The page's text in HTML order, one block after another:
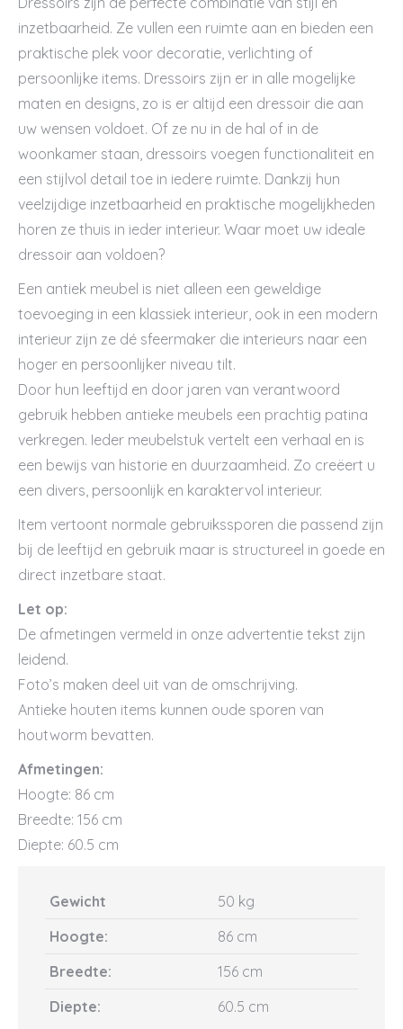
inzetbaarheid. Ze vullen een ruimte aan en bieden een
praktische plek voor decoratie, verlichting of
persoonlijke items. Dressoirs zijn er in alle mogelijke
maten en designs, zo is er altijd een dressoir die aan
uw wensen voldoet. Of ze nu in de hal of in de
woonkamer staan, dressoirs voegen functionaliteit en
een stijlvol detail toe in iedere ruimte. Dankzij hun
veelzijdige inzetbaarheid en praktische mogelijkheden
horen ze thuis in ieder interieur. Waar moet uw ideale
dressoir aan voldoen?
Een antiek meubel is niet alleen een geweldige
toevoeging in een klassiek interieur, ook in een modern
interieur zijn ze dé sfeermaker die interieurs naar een
hoger en persoonlijker niveau tilt.
Door hun leeftijd en door jaren van verantwoord
gebruik hebben antieke meubels een prachtig patina
verkregen. Ieder meubelstuk vertelt een verhaal en is
een bewijs van historie en duurzaamheid. Zo creëert u
een divers, persoonlijk en karaktervol interieur.
Item vertoont normale gebruikssporen die passend zijn
bij de leeftijd en gebruik maar is structureel in goede en
direct inzetbare staat.
Let op:
De afmetingen vermeld in onze advertentie tekst zijn
leidend.
Foto’s maken deel uit van de omschrijving.
Antieke houten items kunnen oude sporen van
houtworm bevatten.
Afmetingen:
Hoogte: 86 cm
Breedte: 156 cm
Diepte: 60.5 cm
Gewicht
50 kg
Hoogte:
86 cm
Breedte:
156 cm
Diepte:
60.5 cm